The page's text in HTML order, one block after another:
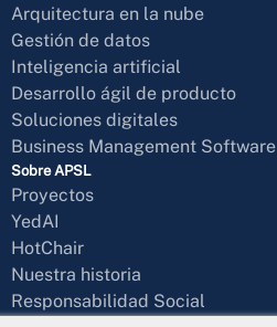
Arquitectura en la nube
Gestión de datos
Inteligencia artificial
Desarrollo ágil de producto
Soluciones digitales
Business Management Software
Sobre APSL
Proyectos
YedAI
HotChair
Nuestra historia
Responsabilidad Social